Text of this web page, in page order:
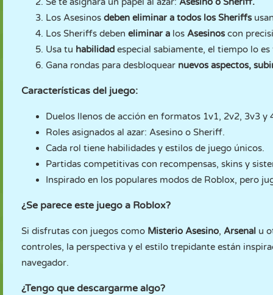
Los Asesinos deben eliminar a todos los Sheriffs
Los Sheriffs deben eliminar a los Asesinoscon
Usa tu habilidad especial sabiamente, el tiempo lo
Gana rondas para desbloquear nuevos aspectos,
Características del juego:
Duelos llenos de acción en formatos 1v1, 2v2, 3v3 y
Roles asignados al azar: Asesino o Sheriff.
Cada rol tiene habilidades y estilos de juego únicos.
Partidas competitivas con recompensas, skins y
Inspirado en los populares modos de Roblox, pero
¿Se parece este juego a Roblox?
Si disfrutas con juegos como Misterio Asesino, Arsenal u
controles, la perspectiva y el estilo trepidante están
navegador.
¿Tengo que descargarme algo?